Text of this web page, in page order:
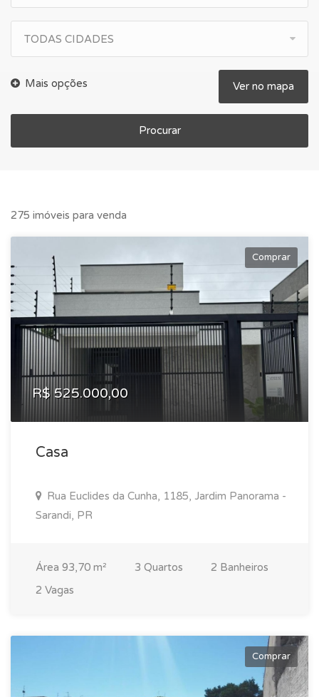
TODAS CIDADES
Ver no mapa
Procurar
275 imóveis para venda
Comprar
R$ 525.000,00
Casa
Rua Euclides da Cunha, 1185, Jardim Panorama -
Sarandi, PR
Área 93,70 m² 3 Quartos
2 Banheiros
2 Vagas
Comprar